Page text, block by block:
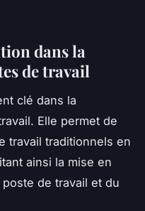
dans la
de travail
clé dans la
Elle permet de
travail traditionnels en
ainsi la mise en
de travail et du